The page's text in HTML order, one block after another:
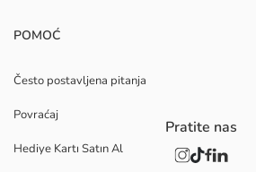
POMOĆ
Često postavljena pitanja
Povraćaj
Hediye Kartı Satın Al
Pratite nas